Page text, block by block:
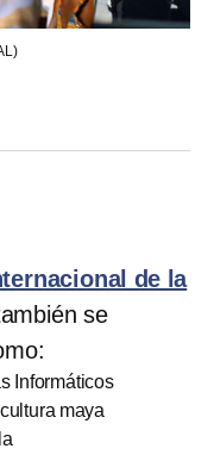
de la
se
Informáticos
maya